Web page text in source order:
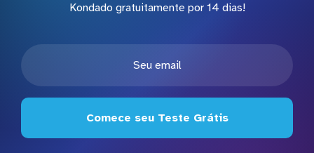
Kondado gratuitamente por 14 dias!
Comece seu Teste Grátis